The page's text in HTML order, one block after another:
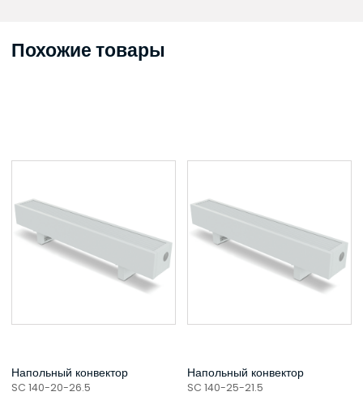
Похожие товары
Напольный конвектор
SC 140-20-26.5
Напольный конвектор
SC 140-25-21.5